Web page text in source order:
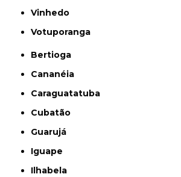
Vinhedo
Votuporanga
Bertioga
Cananéia
Caraguatatuba
Cubatão
Guarujá
Iguape
Ilhabela